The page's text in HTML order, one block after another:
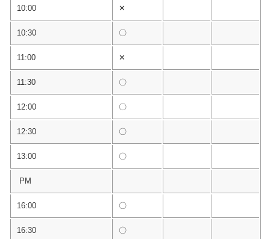
10:00 ✕
10:30 〇
11:00 ✕
11:30 〇
12:00 〇
12:30 〇
13:00 〇
PM
16:00 〇
16:30 〇